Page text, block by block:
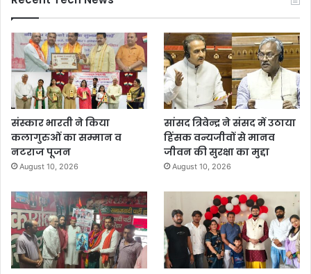
संस्कार भारती ने किया
कलागुरुओं का सम्मान व
नटराज पूजन
August 10, 2026
सांसद त्रिवेन्द्र ने संसद में उठाया
हिंसक वन्यजीवों से मानव
जीवन की सुरक्षा का मुद्दा
August 10, 2026